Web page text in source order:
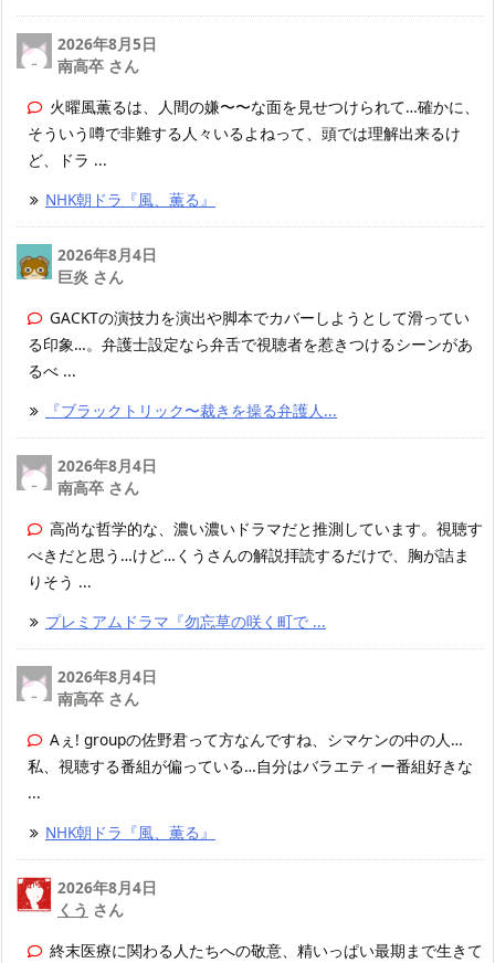
2026年8月5日
南高卒 さん
火曜風薫るは、人間の嫌〜〜な面を見せつけられて…確かに、
そういう噂で非難する人々いるよねって、頭では理解出来るけ
ど、ドラ ...
NHK朝ドラ『風、薫る』
2026年8月4日
巨炎 さん
GACKTの演技力を演出や脚本でカバーしようとして滑ってい
る印象…。弁護士設定なら弁舌で視聴者を惹きつけるシーンがあ
るべ ...
『ブラックトリック〜裁きを操る弁護人...
2026年8月4日
南高卒 さん
高尚な哲学的な、濃い濃いドラマだと推測しています。視聴す
べきだと思う…けど…くうさんの解説拝読するだけで、胸が詰ま
りそう ...
プレミアムドラマ『勿忘草の咲く町で ...
2026年8月4日
南高卒 さん
Aぇ! groupの佐野君って方なんですね、シマケンの中の人…
私、視聴する番組が偏っている…自分はバラエティー番組好きな
...
NHK朝ドラ『風、薫る』
2026年8月4日
くう さん
終末医療に関わる人たちへの敬意、精いっぱい最期まで生きて